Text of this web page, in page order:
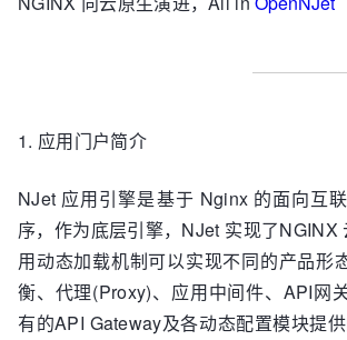
1. 应用门户简介
NJet 应用引擎是基于 Nginx 的面向互
序，作为底层引擎，NJet 实现了
用动态加载机制可以实现不同的产品形
衡、代理(Proxy)、应用中间件、API网
有的API Gateway及各动态配置模块提